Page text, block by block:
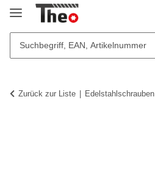
Zurück zur Liste Edelstahlschrauben